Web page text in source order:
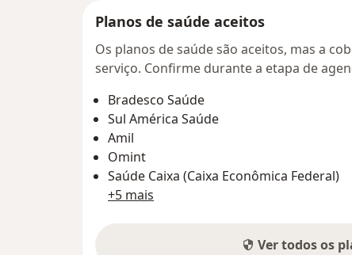
Planos de saúde aceitos
Os planos de saúde são aceitos, mas a
serviço. Confirme durante a etapa de
Bradesco Saúde
Sul América Saúde
Amil
Omint
Saúde Caixa (Caixa Econômica Federal)
+5 mais
Ver todos os